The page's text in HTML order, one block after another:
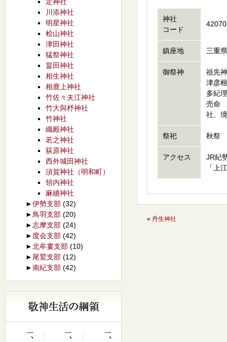
神社
コード
鎮座地 三重
御祭神
祖先
津彦
多紀
売命
社、
祭祀 秋祭
アクセス
JR紀
「上
« 丹生神社
川添神社
明星神社
桧山神社
津田神社
猛祭神社
畠田神社
相生神社
相鹿上神社
竹佐々夫江神社
竹大與杼神社
竹神社
織殿神社
若之神社
荻原神社
西外城田神社
須賀神社（明和町）
領内神社
麻續神社
►伊勢支部 (32)
► 鳥羽支部 (20)
►志摩支部 (24)
► 度会支部 (42)
►北牟婁支部 (10)
► 尾鷲支部 (12)
►南紀支部 (42)